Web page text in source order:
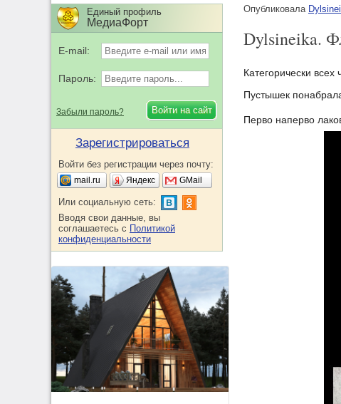
Опубликовала
Dylsineika.
Категорически
Пустышек
Перво наперво
Единый профиль
МедиаФорт
E-mail:
Пароль:
Забыли пароль?
Зарегистрироваться
Войти без регистрации через почту:
mail.ru Яндекс GMail
Или социальную сеть:
Вводя свои данные, вы
соглашаетесь с Политикой
конфиденциальности